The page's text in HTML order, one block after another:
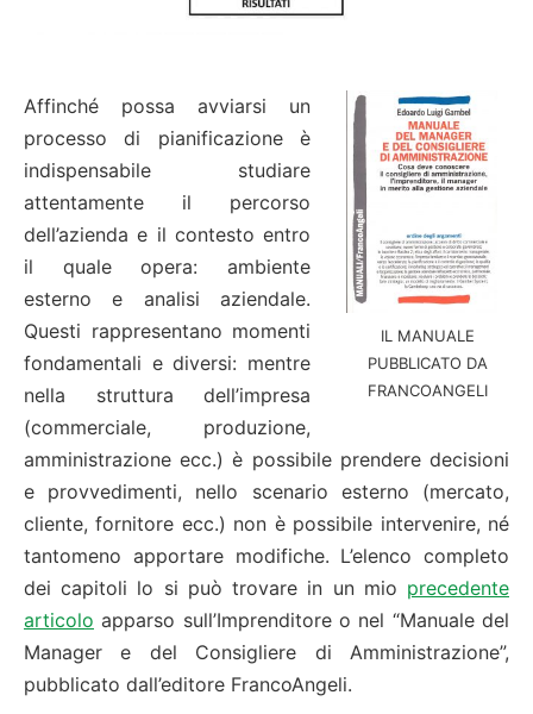
IL MANUALE
PUBBLICATO DA
FRANCOANGELI
Affinché possa avviarsi un
processo di pianificazione è
indispensabile studiare
attentamente il percorso
dell’azienda e il contesto entro
il quale opera: ambiente
esterno e analisi aziendale.
Questi rappresentano momenti
fondamentali e diversi: mentre
nella struttura dell’impresa
(commerciale, produzione,
amministrazione ecc.) è possibile prendere decisioni
e provvedimenti, nello scenario esterno (mercato,
cliente, fornitore ecc.) non è possibile intervenire, né
tantomeno apportare modifiche. L’elenco completo
dei capitoli lo si può trovare in un mio precedente
articolo apparso sull’Imprenditore o nel “Manuale del
Manager e del Consigliere di Amministrazione”,
pubblicato dall’editore FrancoAngeli.